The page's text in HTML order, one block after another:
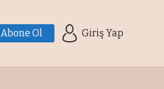
Abone Ol Giriş Yap